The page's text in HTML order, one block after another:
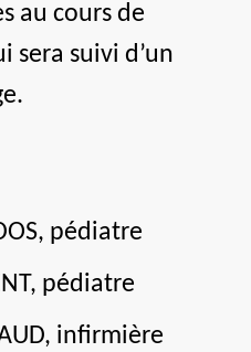
au cours de
sera suivi d’un
pédiatre
pédiatre
infirmière